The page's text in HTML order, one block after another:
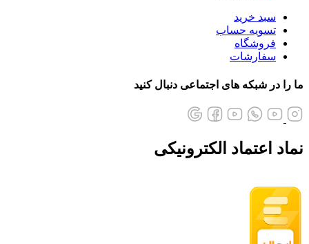
سبد خرید
تسویه حساب
فروشگاه
سفارشات
ما را در شبکه های اجتماعی دنبال کنید
نماد اعتماد الکترونیکی